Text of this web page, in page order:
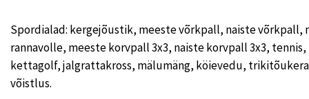
Spordialad: kergejõustik, meeste võrkpall, naiste võrkpall,
rannavolle, meeste korvpall 3x3, naiste korvpall 3x3,
kettagolf, jalgrattakross, mälumäng, köievedu,
võistlus.